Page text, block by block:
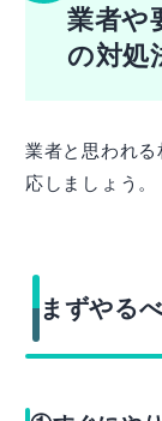
業者や
の対処
業者と思われ
応しましょう。
まずやる